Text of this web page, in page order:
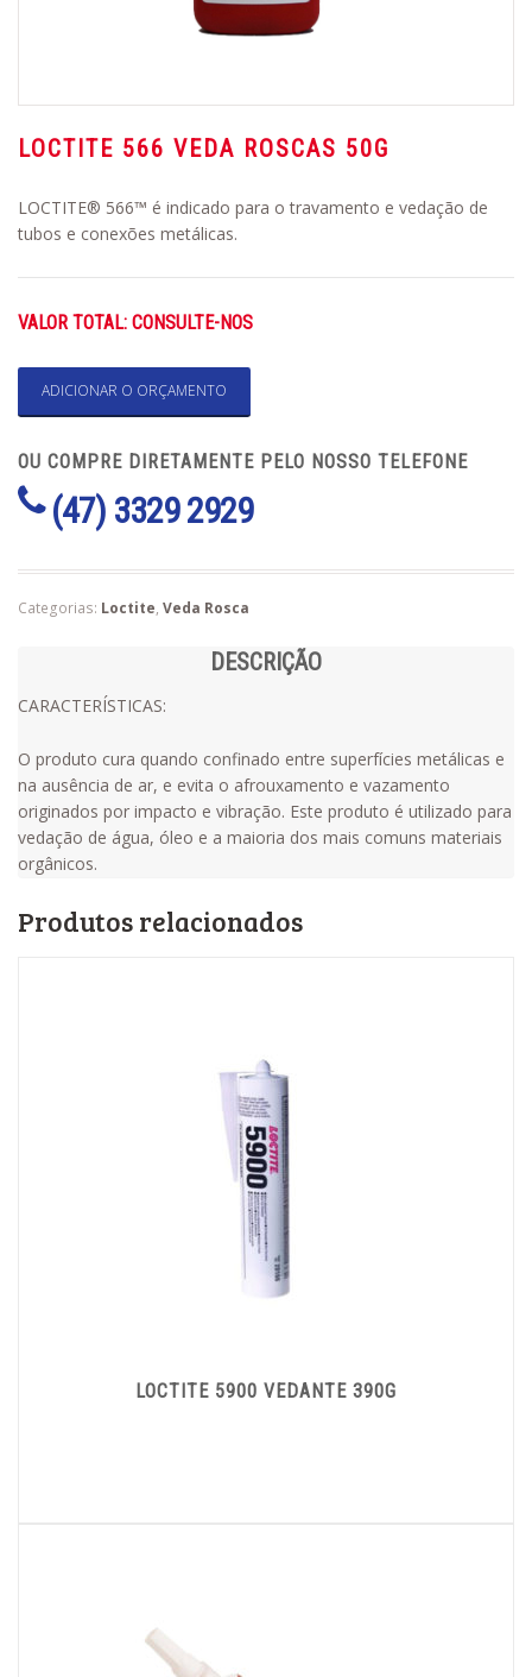
LOCTITE 566 VEDA ROSCAS 50G
LOCTITE® 566™ é indicado para o travamento e vedação de
tubos e conexões metálicas.
VALOR TOTAL: CONSULTE-NOS
ADICIONAR O ORÇAMENTO
OU COMPRE DIRETAMENTE PELO NOSSO TELEFONE
(47) 3329 2929
Categorias: Loctite, Veda Rosca
DESCRIÇÃO
CARACTERÍSTICAS:
O produto cura quando confinado entre superfícies metálicas e
na ausência de ar, e evita o afrouxamento e vazamento
originados por impacto e vibração. Este produto é utilizado para
vedação de água, óleo e a maioria dos mais comuns materiais
orgânicos.
Produtos relacionados
LOCTITE 5900 VEDANTE 390G